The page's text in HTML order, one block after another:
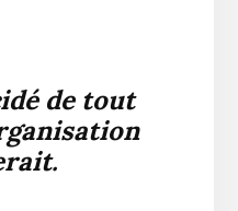
de tout